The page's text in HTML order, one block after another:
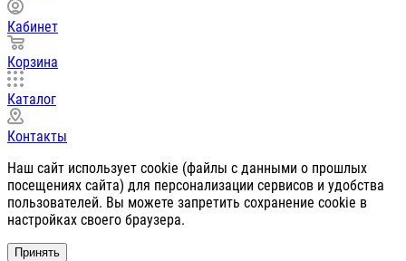
Кабинет
Корзина
Каталог
Контакты
Наш сайт использует cookie (файлы с данными о прошлых
посещениях сайта) для персонализации сервисов и удобства
пользователей. Вы можете запретить сохранение cookie в
настройках своего браузера.
Принять